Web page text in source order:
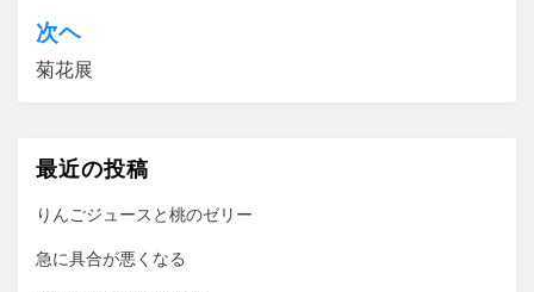
ナ
ビ
シ
ョ
ン
次ヘ
菊花展
最近の投稿
りんごジュースと桃のゼリー
急に具合が悪くなる